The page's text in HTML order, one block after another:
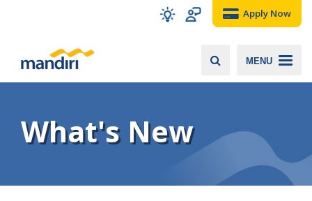
Apply Now
MENU
What's New